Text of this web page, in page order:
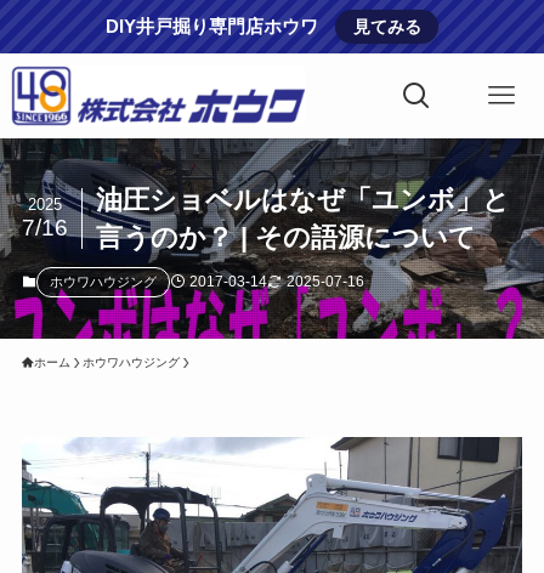
DIY井戸掘り専門店ホウワ 見てみる
油圧ショベルはなぜ「ユンボ」と
言うのか？ | その語源について
2025
7/16
ホウワハウジング 2017-03-14 2025-07-16
ホーム ホウワハウジング